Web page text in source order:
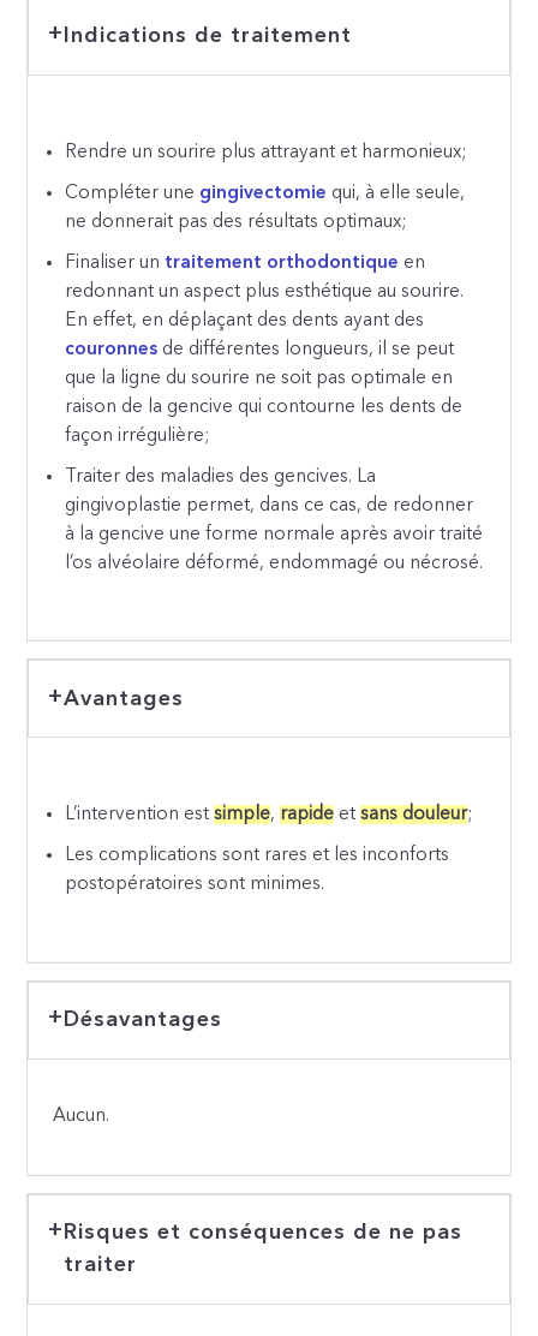
Indications de traitement
Rendre un sourire plus attrayant et harmonieux;
Compléter une gingivectomie qui, à elle seule,
ne donnerait pas des résultats optimaux;
Finaliser un traitement orthodontique en
redonnant un aspect plus esthétique au sourire.
En effet, en déplaçant des dents ayant des
couronnes de différentes longueurs, il se peut
que la ligne du sourire ne soit pas optimale en
raison de la gencive qui contourne les dents de
façon irrégulière;
Traiter des maladies des gencives. La
gingivoplastie permet, dans ce cas, de redonner
à la gencive une forme normale après avoir traité
l’os alvéolaire déformé, endommagé ou nécrosé.
Avantages
L’intervention estsimple, rapide etsans douleur;
Les complications sont rares et les inconforts
postopératoires sont minimes.
Désavantages
Aucun.
Risques et conséquences de ne pas
traiter